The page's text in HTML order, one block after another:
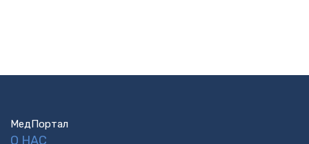
МедПортал
О НАС